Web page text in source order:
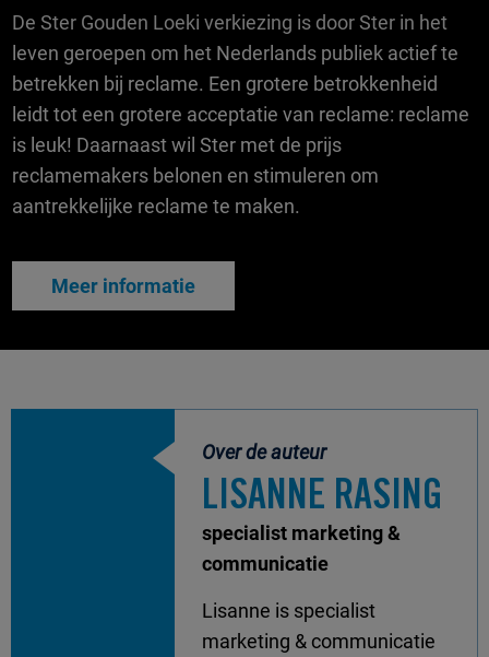
De Ster Gouden Loeki verkiezing is door Ster in het
leven geroepen om het Nederlands publiek actief te
betrekken bij reclame. Een grotere betrokkenheid
leidt tot een grotere acceptatie van reclame: reclame
is leuk! Daarnaast wil Ster met de prijs
reclamemakers belonen en stimuleren om
aantrekkelijke reclame te maken.
Meer informatie
Over de auteur
LISANNE RASING
specialist marketing &
communicatie
Lisanne is specialist
marketing & communicatie